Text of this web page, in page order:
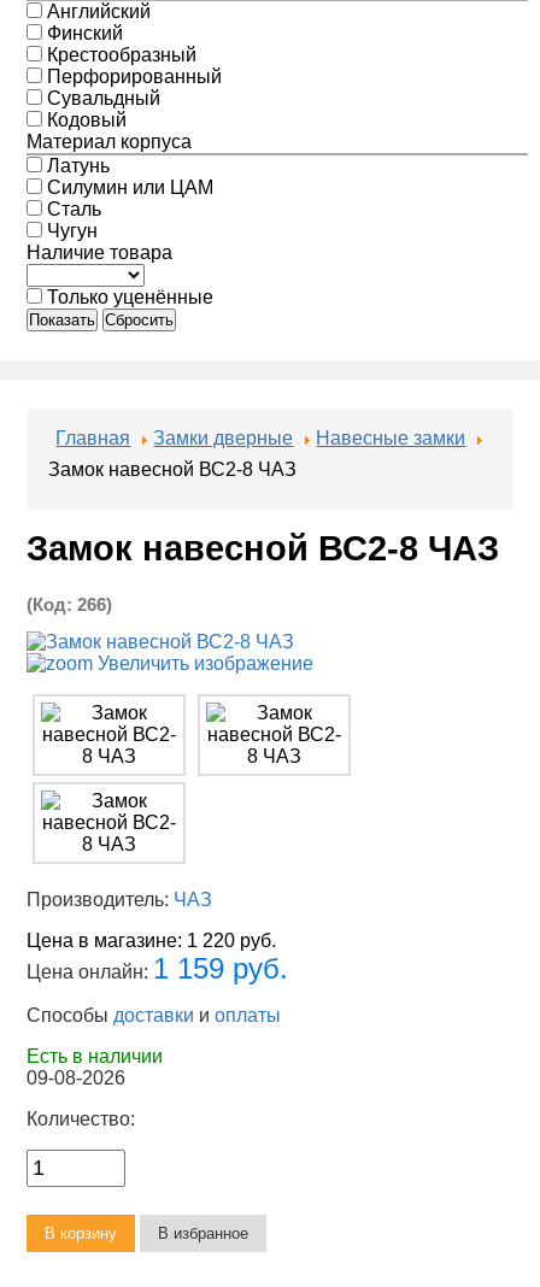
Английский
Финский
Крестообразный
Перфорированный
Сувальдный
Кодовый
Материал корпуса
Латунь
Силумин или ЦАМ
Сталь
Чугун
Наличие товара
Только уценённые
Показать Сбросить
Главная Замки дверные
Навесные замки
Замок навесной ВС2-8 ЧАЗ
Замок навесной ВС2-8 ЧАЗ
(Код:266)
Увеличить изображение
Производитель: ЧАЗ
Цена в магазине: 1 220 руб.
Цена онлайн: 1 159 руб.
Способы доставки иоплаты
Есть в наличии
09-08-2026
Количество: